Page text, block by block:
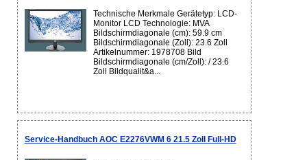
Technische Merkmale Gerätetyp: LCD-
Monitor LCD Technologie: MVA
Bildschirmdiagonale (cm): 59.9 cm
Bildschirmdiagonale (Zoll): 23.6 Zoll
Artikelnummer: 1978708 Bild
Bildschirmdiagonale (cm/Zoll): / 23.6
Zoll Bildqualit&a...
Service-Handbuch AOC E2276VWM 6 21.5 Zoll Full-HD